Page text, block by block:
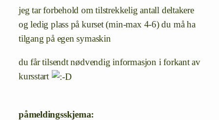
jeg tar forbehold om tilstrekkelig antall deltakere
og ledig plass på kurset (min-max 4-6) du må ha
tilgang på egen symaskin
du får tilsendt nødvendig informasjon i forkant av
kursstart
påmeldingsskjema: